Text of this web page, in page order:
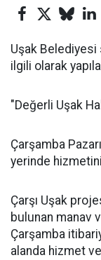
Uşak Belediyesi
ilgili olarak
"Değerli Uşak
Çarşamba
yerinde
Çarşı Uşak
bulunan manav
Çarşamba
alanda hizmet